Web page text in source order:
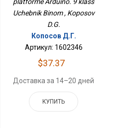
Uchebnik Binom , Koposov
D.G.
Копосов Д.Г.
Артикул: 1602346
$37.37
Доставка за 14–20 дней
КУПИТЬ